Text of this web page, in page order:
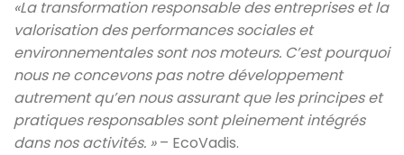
«La transformation responsable des entreprises et la
valorisation des performances sociales et
environnementales sont nos moteurs. C’est pourquoi
nous ne concevons pas notre développement
autrement qu’en nous assurant que les principes et
pratiques responsables sont pleinement intégrés
dans nos activités. »– EcoVadis.